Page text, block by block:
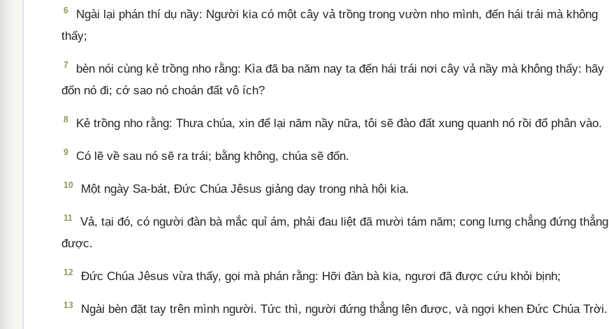
6
Ngài lại phán thí dụ nầy: Người kia có một cây vả trồng trong vườn nho mình, đến hái trái mà không
thấy;
7
bèn nói cùng kẻ trồng nho rằng: Kìa đã ba năm nay ta đến hái trái nơi cây vả nầy mà không thấy: hãy
đốn nó đi; cớ sao nó choán đất vô ích?
8 Kẻ trồng nho rằng: Thưa chúa, xin để lại năm nầy nữa, tôi sẽ đào đất xung quanh nó rồi đổ phân vào.
9 Có lẽ về sau nó sẽ ra trái; bằng không, chúa sẽ đốn.
10 Một ngày Sa-bát, Đức Chúa Jêsus giảng dạy trong nhà hội kia.
11
Vả, tại đó, có người đàn bà mắc quỉ ám, phải đau liệt đã mười tám năm; cong lưng chẳng đứng thẳng
được.
12 Đức Chúa Jêsus vừa thấy, gọi mà phán rằng: Hỡi đàn bà kia, ngươi đã được cứu khỏi bịnh;
13 Ngài bèn đặt tay trên mình người. Tức thì, người đứng thẳng lên được, và ngợi khen Đức Chúa Trời.